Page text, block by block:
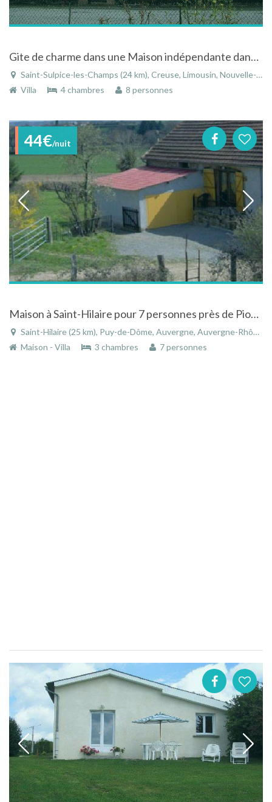
Gite de charme dans une Maison indépendante dans un charmant village de la Creuse
Saint-Sulpice-les-Champs (24 km), Creuse, Limousin, Nouvelle-Aquitaine, France
Villa
4 chambres 8 personnes
44€/nuit
Maison à Saint-Hilaire pour 7 personnes près de Pionsat en Puy-de-Dôme en Auvergne
Saint-Hilaire (25 km), Puy-de-Dôme, Auvergne, Auvergne-Rhône-Alpes, France
Maison - Villa
3 chambres 7 personnes